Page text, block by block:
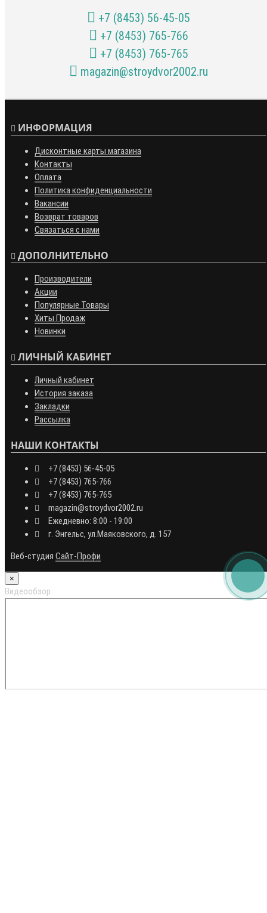
+7 (8453) 56-45-05
+7 (8453) 765-766
+7 (8453) 765-765
magazin@stroydvor2002.ru
ИНФОРМАЦИЯ
Дисконтные карты магазина
Контакты
Оплата
Политика конфиденциальности
Вакансии
Возврат товаров
Связаться с нами
ДОПОЛНИТЕЛЬНО
Производители
Акции
Популярные Товары
Хиты Продаж
Новинки
ЛИЧНЫЙ КАБИНЕТ
Личный кабинет
История заказа
Закладки
Рассылка
НАШИ КОНТАКТЫ
+7 (8453) 56-45-05
+7 (8453) 765-766
+7 (8453) 765-765
magazin@stroydvor2002.ru
Ежедневно: 8:00 - 19:00
г. Энгельс, ул.Маяковского, д. 157
Веб-студия Сайт-Профи
×
Видеообзор